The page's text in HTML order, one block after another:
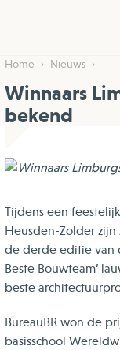
Home Nieuws
Winnaars
bekend
Tijdens een
Heusden-Zolder zijn
de derde editie van
Beste Bouwteam’
beste
BureauBR won de
basisschool